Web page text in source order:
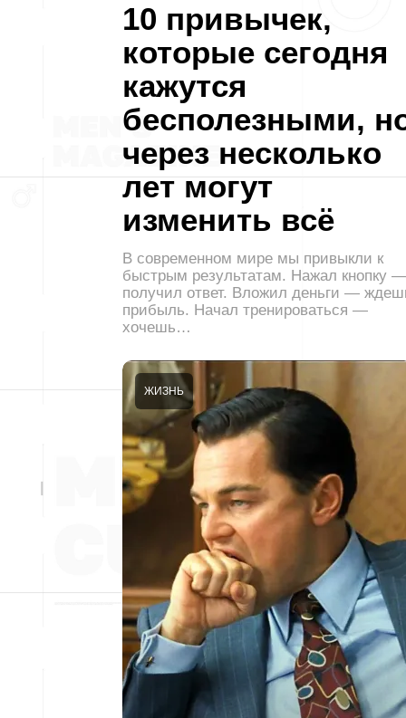
10 привычек,
которые сегодня
кажутся
бесполезными,
через несколько
лет могут
изменить всё
В современном мире мы привыкли к
быстрым результатам. Нажал кнопку —
получил ответ. Вложил деньги —
прибыль. Начал тренироваться —
хочешь…
ЖИЗНЬ